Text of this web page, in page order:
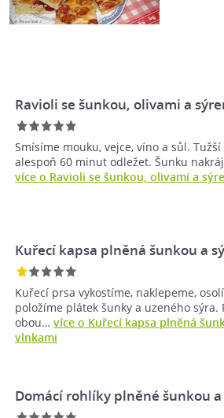
Ravioli se šunkou, olivami a
Smísíme mouku, vejce, víno a sůl.
alespoň 60 minut odležet. Šunku
více o Ravioli se šunkou, olivami a
Kuřecí kapsa plněná šunkou a
Kuřecí prsa vykostíme, naklepeme,
položíme plátek šunky a uzeného sýra.
obou… více o Kuřecí kapsa plněná
vlnkami
Domácí rohlíky plněné šunkou a